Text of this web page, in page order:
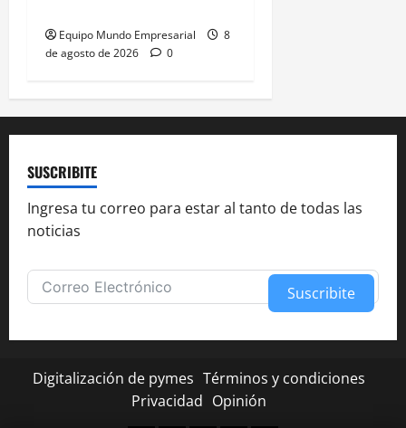
Equipo Mundo Empresarial
8
de agosto de 2026
0
SUSCRIBITE
Ingresa tu correo para estar al tanto de todas las
noticias
Suscribite
Digitalización de pymes Términos y condiciones
Privacidad Opinión